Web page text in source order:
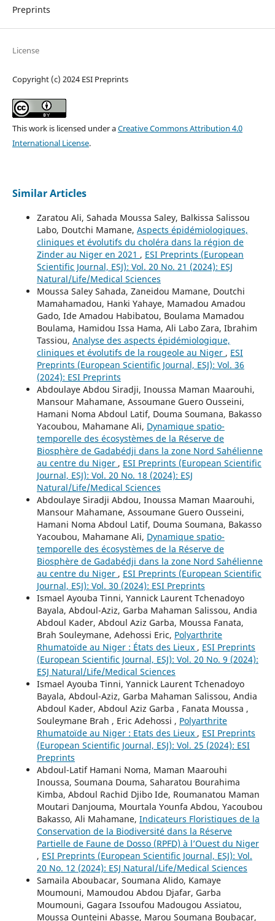
Preprints
License
Copyright (c) 2024 ESI Preprints
This work is licensed under aCreative Commons Attribution 4.0
International License.
Similar Articles
Zaratou Ali, Sahada Moussa Saley, Balkissa Salissou
Labo, Doutchi Mamane, Aspects épidémiologiques,
cliniques et évolutifs du choléra dans la région de
Zinder au Niger en 2021 , ESI Preprints (European
Scientific Journal, ESJ): Vol. 20 No. 21 (2024): ESJ
Natural/Life/Medical Sciences
Moussa Saley Sahada, Zaneidou Mamane, Doutchi
Mamahamadou, Hanki Yahaye, Mamadou Amadou
Gado, Ide Amadou Habibatou, Boulama Mamadou
Boulama, Hamidou Issa Hama, Ali Labo Zara, Ibrahim
Tassiou, Analyse des aspects épidémiologique,
cliniques et évolutifs de la rougeole au Niger , ESI
Preprints (European Scientific Journal, ESJ): Vol. 36
(2024): ESI Preprints
Abdoulaye Abdou Siradji, Inoussa Maman Maarouhi,
Mansour Mahamane, Assoumane Guero Ousseini,
Hamani Noma Abdoul Latif, Douma Soumana, Bakasso
Yacoubou, Mahamane Ali, Dynamique spatio-
temporelle des écosystèmes de la Réserve de
Biosphère de Gadabédji dans la zone Nord Sahélienne
au centre du Niger , ESI Preprints (European Scientific
Journal, ESJ): Vol. 20 No. 18 (2024): ESJ
Natural/Life/Medical Sciences
Abdoulaye Siradji Abdou, Inoussa Maman Maarouhi,
Mansour Mahamane, Assoumane Guero Ousseini,
Hamani Noma Abdoul Latif, Douma Soumana, Bakasso
Yacoubou, Mahamane Ali, Dynamique spatio-
temporelle des écosystèmes de la Réserve de
Biosphère de Gadabédji dans la zone Nord Sahélienne
au centre du Niger , ESI Preprints (European Scientific
Journal, ESJ): Vol. 30 (2024): ESI Preprints
Ismael Ayouba Tinni, Yannick Laurent Tchenadoyo
Bayala, Abdoul-Aziz, Garba Mahaman Salissou, Andia
Abdoul Kader, Abdoul Aziz Garba, Moussa Fanata,
Brah Souleymane, Adehossi Eric, Polyarthrite
Rhumatoïde au Niger : États des Lieux , ESI Preprints
(European Scientific Journal, ESJ): Vol. 20 No. 9 (2024):
ESJ Natural/Life/Medical Sciences
Ismael Ayouba Tinni, Yannick Laurent Tchenadoyo
Bayala, Abdoul-Aziz, Garba Mahaman Salissou, Andia
Abdoul Kader, Abdoul Aziz Garba , Fanata Moussa ,
Souleymane Brah , Eric Adehossi , Polyarthrite
Rhumatoïde au Niger : Etats des Lieux , ESI Preprints
(European Scientific Journal, ESJ): Vol. 25 (2024): ESI
Preprints
Abdoul-Latif Hamani Noma, Maman Maarouhi
Inoussa, Soumana Douma, Saharatou Bourahima
Kimba, Abdoul Rachid Djibo Ide, Roumanatou Maman
Moutari Danjouma, Mourtala Younfa Abdou, Yacoubou
Bakasso, Ali Mahamane, Indicateurs Floristiques de la
Conservation de la Biodiversité dans la Réserve
Partielle de Faune de Dosso (RPFD) à l’Ouest du Niger
, ESI Preprints (European Scientific Journal, ESJ): Vol.
20 No. 12 (2024): ESJ Natural/Life/Medical Sciences
Samaila Aboubacar, Soumana Alido, Kamaye
Moumouni, Mamoudou Abdou Djafar, Garba
Moumouni, Gagara Issoufou Madougou Assiatou,
Moussa Ounteini Abasse, Marou Soumana Boubacar,